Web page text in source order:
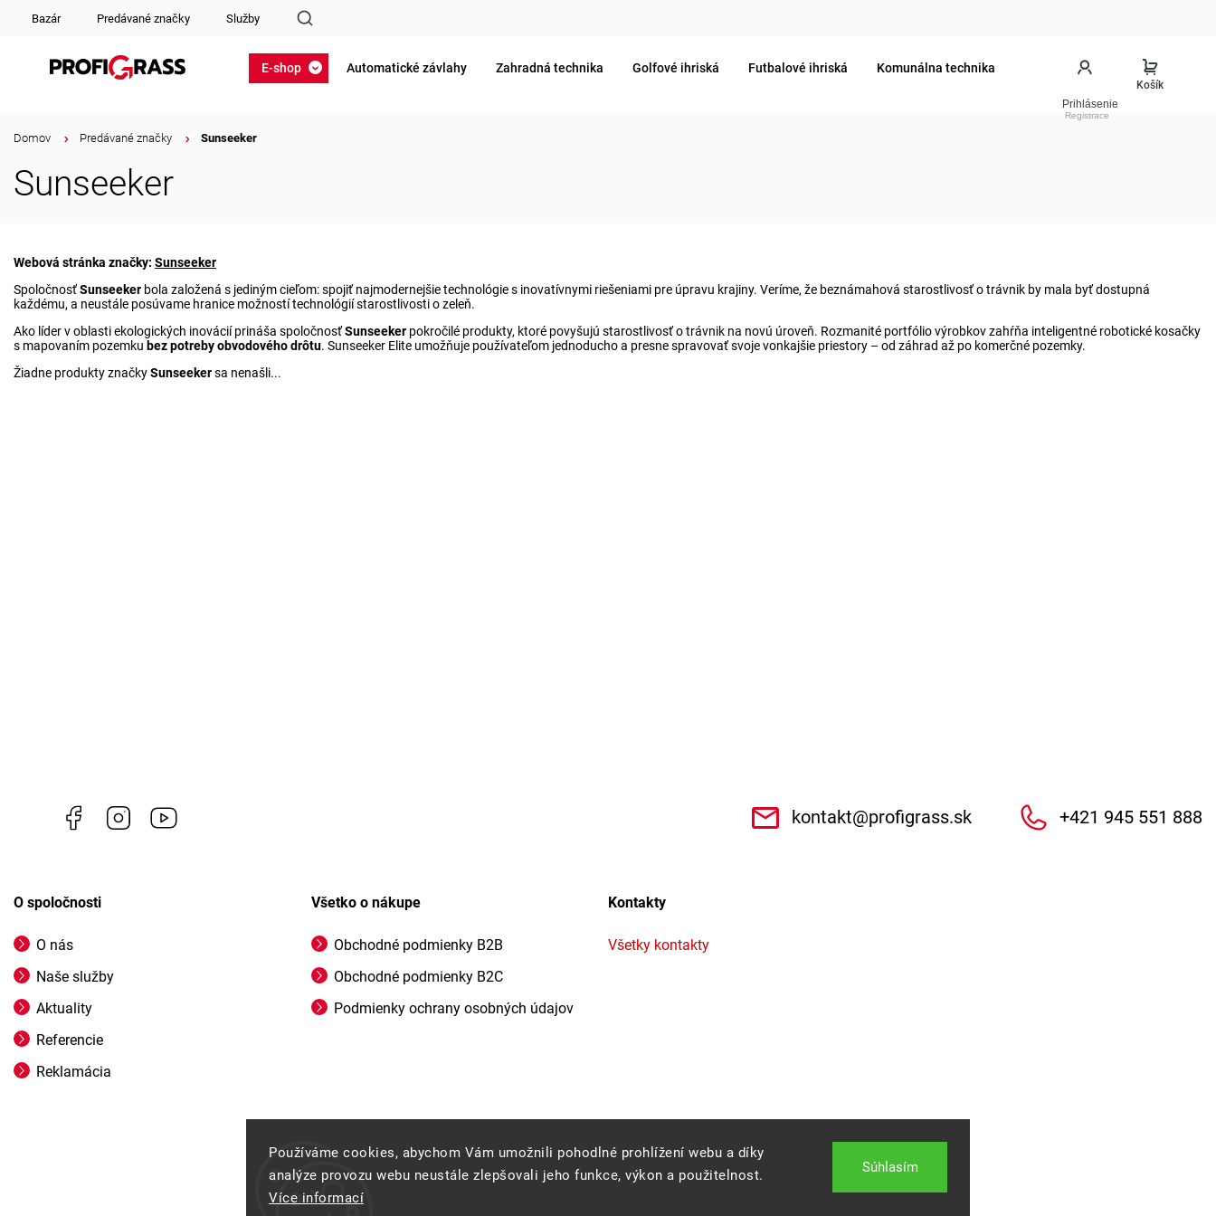
Používáme cookies, abychom Vám umožnili pohodlné prohlížení webu a díky
analýze provozu webu neustále zlepšovali jeho funkce, výkon a použitelnost.
Více informací
Súhlasím
Bazár Predávané značky Služby
Prihlásenie
E-shop Automatické závlahy Zahradná technika Golfové ihriská Futbalové ihriská Komunálna technika
Domov Predávané značky Sunseeker
Sunseeker
Webová stránka značky: Sunseeker
SpoločnosťSunseeker bola založená s jediným cieľom: spojiť najmodernejšie technológie s inovatívnymi riešeniami pre úpravu krajiny. Veríme, že beznámahová starostlivosť o trávnik by mala byť dostupná
každému, a neustále posúvame hranice možností technológií starostlivosti o zeleň.
Ako líder v oblasti ekologických inovácií prináša spoločnosťSunseeker pokročilé produkty, ktoré povyšujú starostlivosť o trávnik na novú úroveň. Rozmanité portfólio výrobkov zahŕňa inteligentné robotické kosačky
s mapovaním pozemku bez potreby obvodového drôtu. Sunseeker Elite umožňuje používateľom jednoducho a presne spravovať svoje vonkajšie priestory – od záhrad až po komerčné pozemky.
Žiadne produkty značkySunseekersa nenašli...
Facebook Instagram kontakt@profigrass.sk +421 945 551 888
O spoločnosti
O nás
Naše služby
Aktuality
Referencie
Reklamácia
Všetko o nákupe
Obchodné podmienky B2B
Obchodné podmienky B2C
Podmienky ochrany osobných údajov
Kontakty
Všetky kontakty
Profigrass.sk . Všetky práva vyhradené.